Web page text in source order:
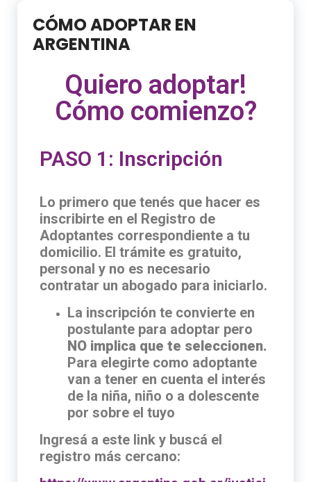
CÓMO ADOPTAR EN
ARGENTINA
Quiero adoptar!
Cómo comienzo?
PASO 1: Inscripción
Lo primero que tenés que hacer es
inscribirte en el Registro de
Adoptantes correspondiente a tu
domicilio. El trámite es gratuito,
personal y no es necesario
contratar un abogado para iniciarlo.
La inscripción te convierte en
postulante para adoptar pero
NO implica que te seleccionen.
Para elegirte como adoptante
van a tener en cuenta el interés
de la niña, niño o a dolescente
por sobre el tuyo
Ingresá a este link y buscá el
registro más cercano: